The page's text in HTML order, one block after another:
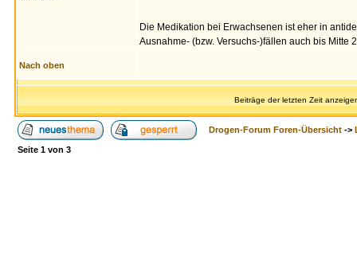
Die Medikation bei Erwachsenen ist eher in
Ausnahme- (bzw. Versuchs-)fällen auch bis Mitte
Nach oben
Beiträge der letzten Zeit
Drogen-Forum Foren-Übersicht ->
Seite 1 von 3